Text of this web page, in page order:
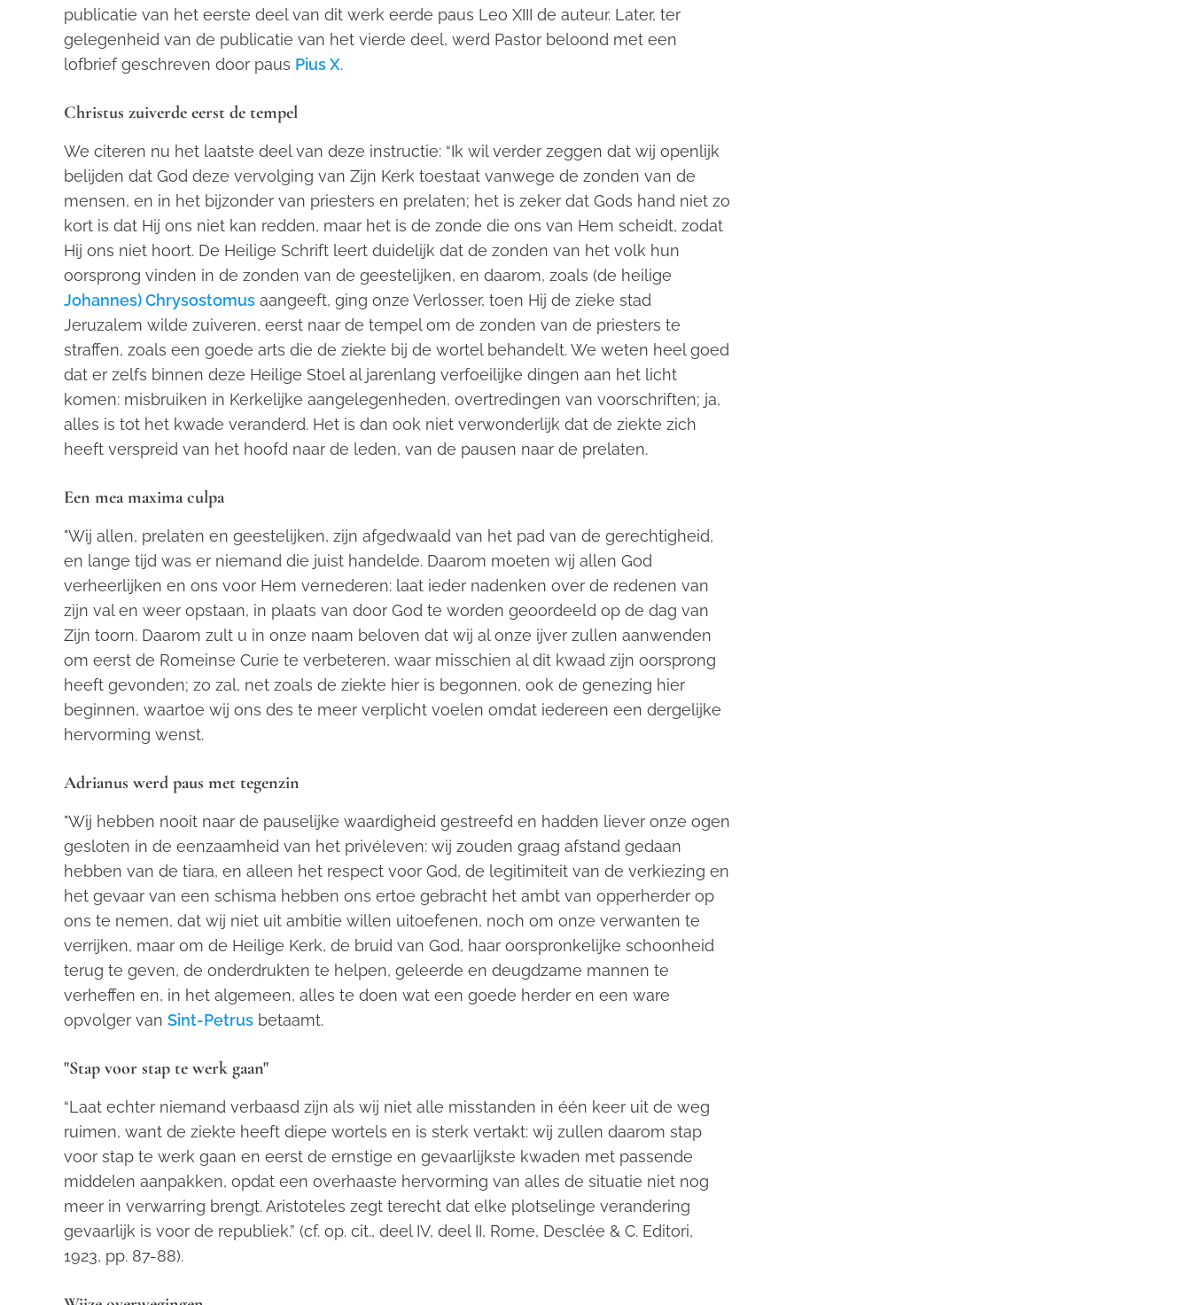
publicatie van het eerste deel van dit werk eerde paus Leo XIII de auteur. Later, ter
gelegenheid van de publicatie van het vierde deel, werd Pastor beloond met een
lofbrief geschreven door paus Pius X.
Christus zuiverde eerst de tempel
We citeren nu het laatste deel van deze instructie: “Ik wil verder zeggen dat wij openlijk
belijden dat God deze vervolging van Zijn Kerk toestaat vanwege de zonden van de
mensen, en in het bijzonder van priesters en prelaten; het is zeker dat Gods hand niet zo
kort is dat Hij ons niet kan redden, maar het is de zonde die ons van Hem scheidt, zodat
Hij ons niet hoort. De Heilige Schrift leert duidelijk dat de zonden van het volk hun
oorsprong vinden in de zonden van de geestelijken, en daarom, zoals (de heilige
Johannes) Chrysostomus aangeeft, ging onze Verlosser, toen Hij de zieke stad
Jeruzalem wilde zuiveren, eerst naar de tempel om de zonden van de priesters te
straffen, zoals een goede arts die de ziekte bij de wortel behandelt. We weten heel goed
dat er zelfs binnen deze Heilige Stoel al jarenlang verfoeilijke dingen aan het licht
komen: misbruiken in Kerkelijke aangelegenheden, overtredingen van voorschriften; ja,
alles is tot het kwade veranderd. Het is dan ook niet verwonderlijk dat de ziekte zich
heeft verspreid van het hoofd naar de leden, van de pausen naar de prelaten.
Een mea maxima culpa
"Wij allen, prelaten en geestelijken, zijn afgedwaald van het pad van de gerechtigheid,
en lange tijd was er niemand die juist handelde. Daarom moeten wij allen God
verheerlijken en ons voor Hem vernederen: laat ieder nadenken over de redenen van
zijn val en weer opstaan, in plaats van door God te worden geoordeeld op de dag van
Zijn toorn. Daarom zult u in onze naam beloven dat wij al onze ijver zullen aanwenden
om eerst de Romeinse Curie te verbeteren, waar misschien al dit kwaad zijn oorsprong
heeft gevonden; zo zal, net zoals de ziekte hier is begonnen, ook de genezing hier
beginnen, waartoe wij ons des te meer verplicht voelen omdat iedereen een dergelijke
hervorming wenst.
Adrianus werd paus met tegenzin
"Wij hebben nooit naar de pauselijke waardigheid gestreefd en hadden liever onze ogen
gesloten in de eenzaamheid van het privéleven: wij zouden graag afstand gedaan
hebben van de tiara, en alleen het respect voor God, de legitimiteit van de verkiezing en
het gevaar van een schisma hebben ons ertoe gebracht het ambt van opperherder op
ons te nemen, dat wij niet uit ambitie willen uitoefenen, noch om onze verwanten te
verrijken, maar om de Heilige Kerk, de bruid van God, haar oorspronkelijke schoonheid
terug te geven, de onderdrukten te helpen, geleerde en deugdzame mannen te
verheffen en, in het algemeen, alles te doen wat een goede herder en een ware
opvolger van Sint-Petrus betaamt.
"Stap voor stap te werk gaan"
“Laat echter niemand verbaasd zijn als wij niet alle misstanden in één keer uit de weg
ruimen, want de ziekte heeft diepe wortels en is sterk vertakt: wij zullen daarom stap
voor stap te werk gaan en eerst de ernstige en gevaarlijkste kwaden met passende
middelen aanpakken, opdat een overhaaste hervorming van alles de situatie niet nog
meer in verwarring brengt. Aristoteles zegt terecht dat elke plotselinge verandering
gevaarlijk is voor de republiek.” (cf. op. cit., deel IV, deel II, Rome, Desclée & C. Editori,
1923, pp. 87-88).